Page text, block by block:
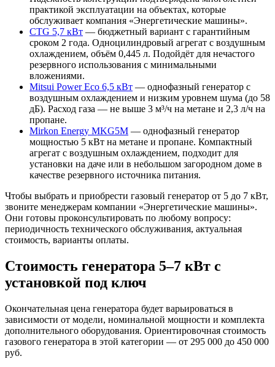
практикой эксплуатации на объектах, которые
обслуживает компания «Энергетические машины».
CTG 5,7 кВт — бюджетный вариант с гарантийным
сроком 2 года. Одноцилиндровый агрегат с воздушным
охлаждением, объём 0,445 л. Подойдёт для нечастого
резервного использования с минимальными
вложениями.
Mitsui Power Eco 6,5 кВт — однофазный генератор с
воздушным охлаждением и низким уровнем шума (до 58
дБ). Расход газа — не выше 3 м³/ч на метане и 2,3 л/ч на
пропане.
Mirkon Energy MKG5M — однофазный генератор
мощностью 5 кВт на метане и пропане. Компактный
агрегат с воздушным охлаждением, подходит для
установки на даче или в небольшом загородном доме в
качестве резервного источника питания.
Чтобы выбрать и приобрести газовый генератор от 5 до 7 кВт,
звоните менеджерам компании «Энергетические машины».
Они готовы проконсультировать по любому вопросу:
периодичность технического обслуживания, актуальная
стоимость, варианты оплаты.
Стоимость генератора 5–7 кВт с
установкой под ключ
Окончательная цена генератора будет варьироваться в
зависимости от модели, номинальной мощности и комплекта
дополнительного оборудования. Ориентировочная стоимость
газового генератора в этой категории — от 295 000 до 450 000
руб.